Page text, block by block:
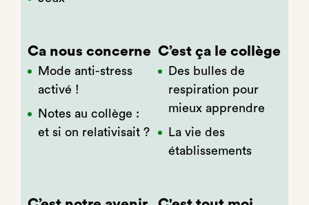
Ca nous concerne
Mode anti-stress
activé !
Notes au collège :
et si on relativisait ?
C’est ça le collège
Des bulles de
respiration pour
mieux apprendre
La vie des
établissements